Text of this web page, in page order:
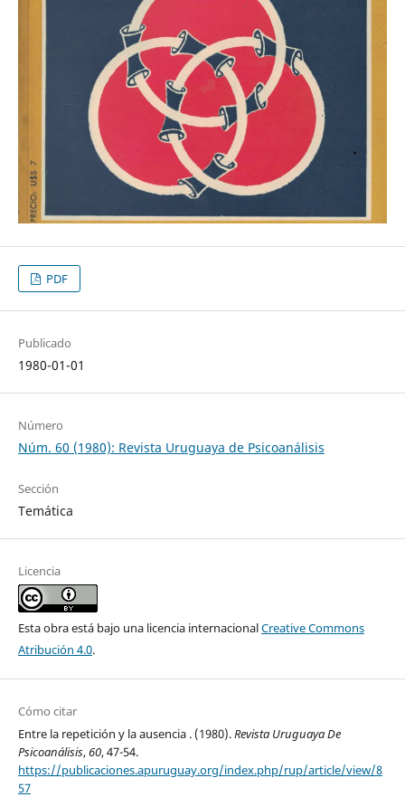
PDF
Publicado
1980-01-01
Número
Núm. 60 (1980): Revista Uruguaya de Psicoanálisis
Sección
Temática
Licencia
Esta obra está bajo una licencia internacionalCreative Commons
Atribución 4.0.
Cómo citar
Entre la repetición y la ausencia . (1980).Revista Uruguaya De
Psicoanálisis,60, 47-54.
https://publicaciones.apuruguay.org/index.php/rup/article/view/8
57